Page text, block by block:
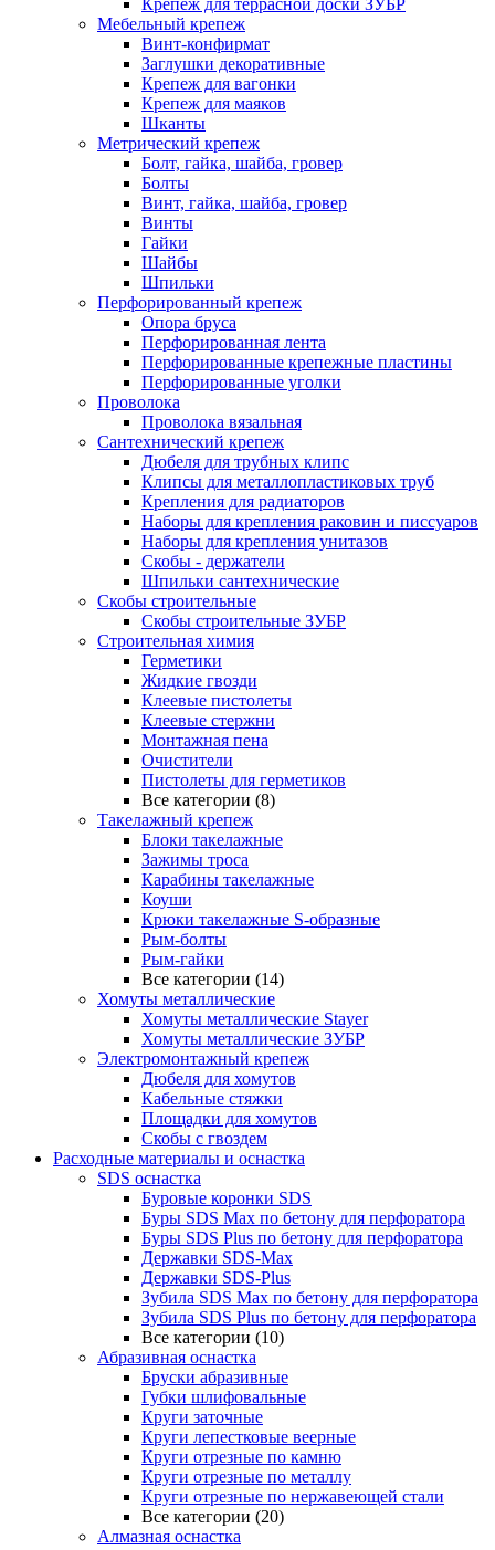
Крепеж для террасной доски ЗУБР
Мебельный крепеж
Винт-конфирмат
Заглушки декоративные
Крепеж для вагонки
Крепеж для маяков
Шканты
Метрический крепеж
Болт, гайка, шайба, гровер
Болты
Винт, гайка, шайба, гровер
Винты
Гайки
Шайбы
Шпильки
Перфорированный крепеж
Опора бруса
Перфорированная лента
Перфорированные крепежные пластины
Перфорированные уголки
Проволока
Проволока вязальная
Сантехнический крепеж
Дюбеля для трубных клипс
Клипсы для металлопластиковых труб
Крепления для радиаторов
Наборы для крепления раковин и писсуаров
Наборы для крепления унитазов
Скобы - держатели
Шпильки сантехнические
Скобы строительные
Скобы строительные ЗУБР
Строительная химия
Герметики
Жидкие гвозди
Клеевые пистолеты
Клеевые стержни
Монтажная пена
Очистители
Пистолеты для герметиков
Все категории (8)
Такелажный крепеж
Блоки такелажные
Зажимы троса
Карабины такелажные
Коуши
Крюки такелажные S-образные
Рым-болты
Рым-гайки
Все категории (14)
Хомуты металлические
Хомуты металлические Stayer
Хомуты металлические ЗУБР
Электромонтажный крепеж
Дюбеля для хомутов
Кабельные стяжки
Площадки для хомутов
Скобы с гвоздем
Расходные материалы и оснастка
SDS оснастка
Буровые коронки SDS
Буры SDS Max по бетону для перфоратора
Буры SDS Plus по бетону для перфоратора
Державки SDS-Max
Державки SDS-Plus
Зубила SDS Mах по бетону для перфоратора
Зубила SDS Plus по бетону для перфоратора
Все категории (10)
Абразивная оснастка
Бруски абразивные
Губки шлифовальные
Круги заточные
Круги лепестковые веерные
Круги отрезные по камню
Круги отрезные по металлу
Круги отрезные по нержавеющей стали
Все категории (20)
Алмазная оснастка